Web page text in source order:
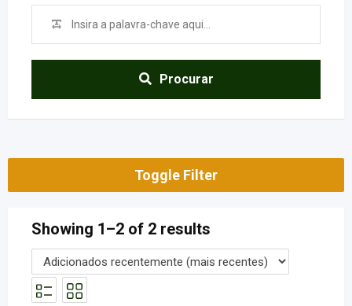
Procurar
Toggle Filter
Showing 1–2 of 2 results